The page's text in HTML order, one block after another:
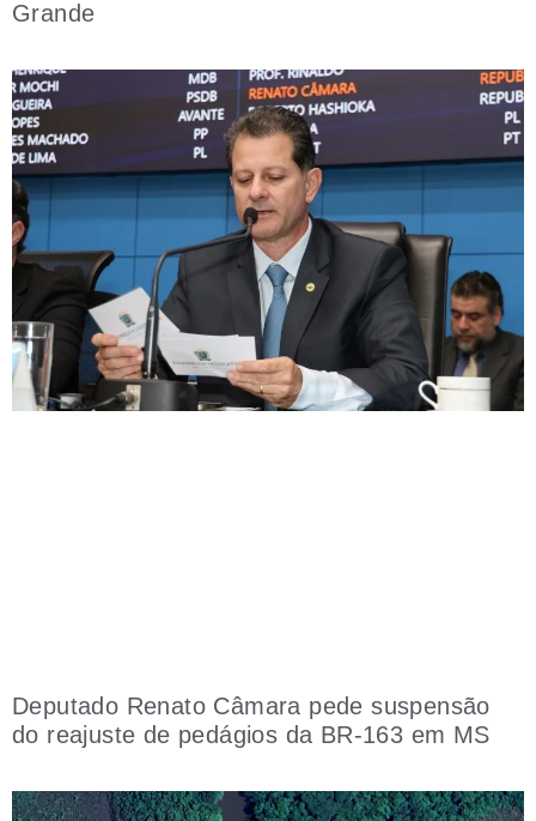
Grande
Deputado Renato Câmara pede suspensão
do reajuste de pedágios da BR-163 em MS